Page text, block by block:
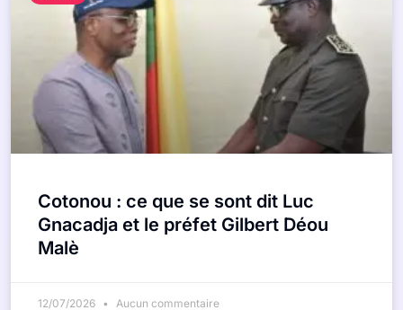
Cotonou : ce que se sont dit Luc
Gnacadja et le préfet Gilbert Déou
Malè
12/07/2026 Aucun commentaire